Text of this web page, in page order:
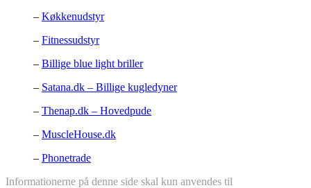
– Køkkenudstyr
– Fitnessudstyr
– Billige blue light briller
– Satana.dk – Billige kugledyner
– Thenap.dk – Hovedpude
– MuscleHouse.dk
– Phonetrade
Informationerne på denne side skal kun anvendes til